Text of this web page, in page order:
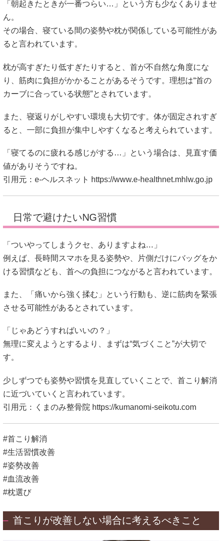
「朝起きたときが一番つらい…」という方も少なくありませ
ん。
その場合、寝ている間の姿勢や枕が関係している可能性があ
ると言われています。
枕が高すぎたり低すぎたりすると、首が不自然な角度にな
り、筋肉に負担がかかることがあるそうです。理想は“首の
カーブに合っている状態”とされています。
また、寝返りがしやすい環境も大切です。体が固定されすぎ
ると、一部に負担が集中しやすくなると考えられています。
「寝てるのに疲れる感じがする…」という場合は、見直す価
値がありそうですね。
引用元：e-ヘルスネット https://www.e-healthnet.mhlw.go.jp
日常で避けたいNG習慣
「ついやってしまうクセ、ありますよね…」
例えば、長時間スマホを見る姿勢や、片側だけにバッグをか
ける習慣なども、首への負担につながると言われています。
また、「痛いから強く揉む」という行動も、逆に筋肉を緊張
させる可能性があるとされています。
「じゃあどうすればいいの？」
無理に変えようとするより、まずは“気づくこと”が大切で
す。
少しずつでも姿勢や習慣を見直していくことで、首こり解消
に近づいていくと言われています。
引用元：くまのみ整骨院 https://kumanomi-seikotu.com
#首こり解消
#生活習慣改善
#姿勢改善
#血流改善
#枕選び
首こりが改善しない場合に考えるべきこと